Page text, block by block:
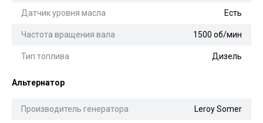
Датчик уровня масла Есть
Частота вращения вала 1500 об/мин
Тип топлива Дизель
Альтернатор
Производитель генератора Leroy Somer